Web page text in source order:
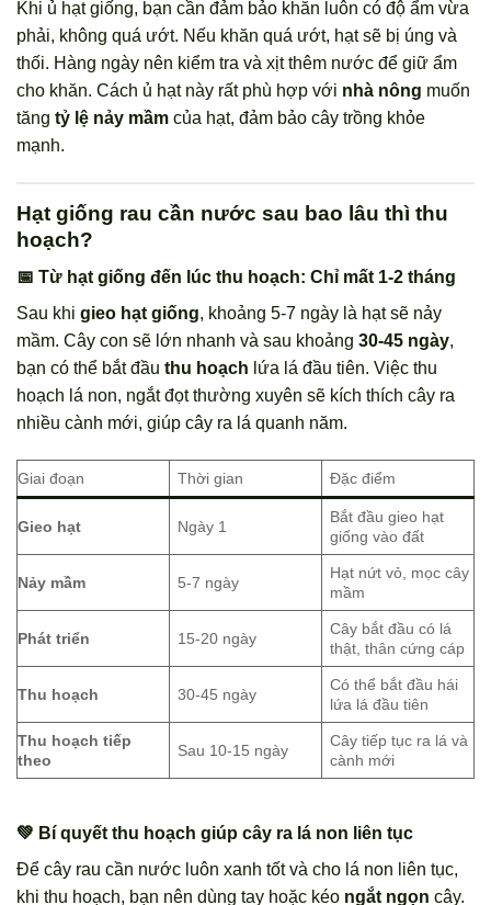
Khi ủ hạt giống, bạn cần đảm bảo khăn luôn có độ ẩm vừa
phải, không quá ướt. Nếu khăn quá ướt, hạt sẽ bị úng và
thối. Hàng ngày nên kiểm tra và xịt thêm nước để giữ ẩm
cho khăn. Cách ủ hạt này rất phù hợp với nhà nông muốn
tăng tỷ lệ nảy mầm của hạt, đảm bảo cây trồng khỏe
mạnh.
Hạt giống rau cần nước sau bao lâu thì thu
hoạch?
📅 Từ hạt giống đến lúc thu hoạch: Chỉ mất 1-2 tháng
Sau khi gieo hạt giống, khoảng 5-7 ngày là hạt sẽ nảy
mầm. Cây con sẽ lớn nhanh và sau khoảng 30-45 ngày,
bạn có thể bắt đầu thu hoạch lứa lá đầu tiên. Việc thu
hoạch lá non, ngắt đọt thường xuyên sẽ kích thích cây ra
nhiều cành mới, giúp cây ra lá quanh năm.
Giai đoạn Thời gian Đặc điểm
Gieo hạt Ngày 1
Bắt đầu gieo hạt
giống vào đất
Nảy mầm 5-7 ngày
Hạt nứt vỏ, mọc cây
mầm
Phát triển 15-20 ngày
Cây bắt đầu có lá
thật, thân cứng cáp
Thu hoạch 30-45 ngày
Có thể bắt đầu hái
lứa lá đầu tiên
Thu hoạch tiếp
theo
Sau 10-15 ngày
Cây tiếp tục ra lá và
cành mới
💚 Bí quyết thu hoạch giúp cây ra lá non liên tục
Để cây rau cần nước luôn xanh tốt và cho lá non liên tục,
khi thu hoạch, bạn nên dùng tay hoặc kéo ngắt ngọn cây.